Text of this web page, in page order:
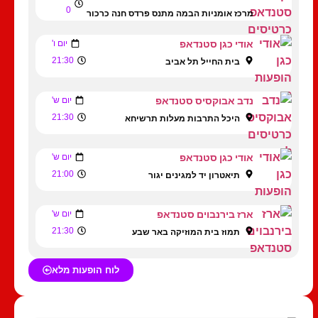
מרכז אומניות הבמה מתנס פרדס חנה כרכור
0
אודי כגן סטנדאפ יום ו'
בית החייל תל אביב 21:30
נדב אבוקסיס סטנדאפ יום ש'
היכל התרבות מעלות תרשיחא 21:30
אודי כגן סטנדאפ יום ש'
תיאטרון יד למגינים יגור 21:00
ארז בירנבוים סטנדאפ יום ש'
תמוז בית המוזיקה באר שבע 21:30
לוח הופעות מלא